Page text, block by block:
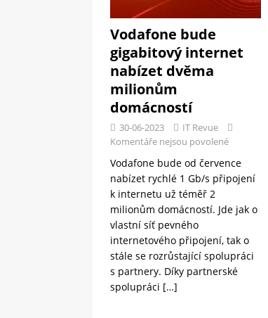
Vodafone bude
gigabitový internet
nabízet dvěma
milionům
domácností
30-06-2023
IT Revue
Komentáře nejsou povolené
Vodafone bude od července
nabízet rychlé 1 Gb/s připojení
k internetu už téměř 2
milionům domácností. Jde jak o
vlastní síť pevného
internetového připojení, tak o
stále se rozrůstající spolupráci
s partnery. Díky partnerské
spolupráci […]